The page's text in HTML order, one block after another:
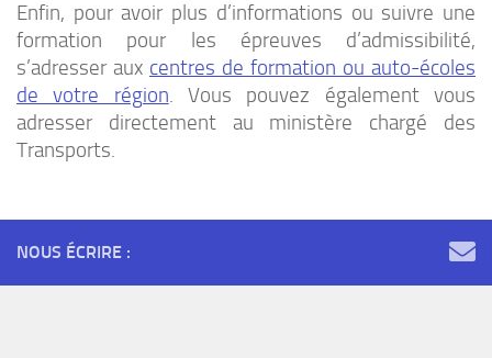
Enfin, pour avoir plus d’informations ou suivre une
formation pour les épreuves d’admissibilité,
s’adresser aux centres de formation ou auto-écoles
de votre région. Vous pouvez également vous
adresser directement au ministère chargé des
Transports.
NOUS ÉCRIRE :